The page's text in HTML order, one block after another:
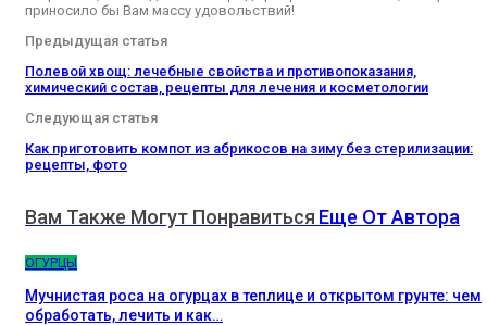
приносило бы Вам массу удовольствий!
Предыдущая статья
Полевой хвощ: лечебные свойства и противопоказания,
химический состав, рецепты для лечения и косметологии
Следующая статья
Как приготовить компот из абрикосов на зиму без стерилизации:
рецепты, фото
Вам Также Могут Понравиться Еще От Автора
ОГУРЦЫ
Мучнистая роса на огурцах в теплице и открытом грунте: чем
обработать, лечить и как…